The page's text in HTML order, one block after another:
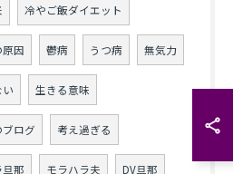
冷やご飯ダイエット
因 鬱病 うつ病 無気力
生きる意味
ログ 考え過ぎる
那 モラハラ夫 DV旦那